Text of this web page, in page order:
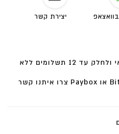
יצירת קשר
ניתן לשלם בכל סוגי האשראי ולחלק עד 12 תשלומים ללא
לתשלום בהעברה בנקאית, Bit או Paybox צרו איתנו קשר